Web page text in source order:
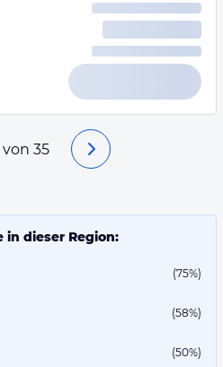
von 35
dieser Region:
(75%)
(58%)
(50%)